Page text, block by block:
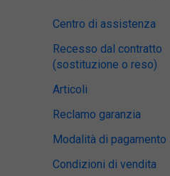
Centro di assistenza
Recesso dal contratto
(sostituzione o reso)
Articoli
Reclamo garanzia
Modalità di pagamento
Condizioni di vendita